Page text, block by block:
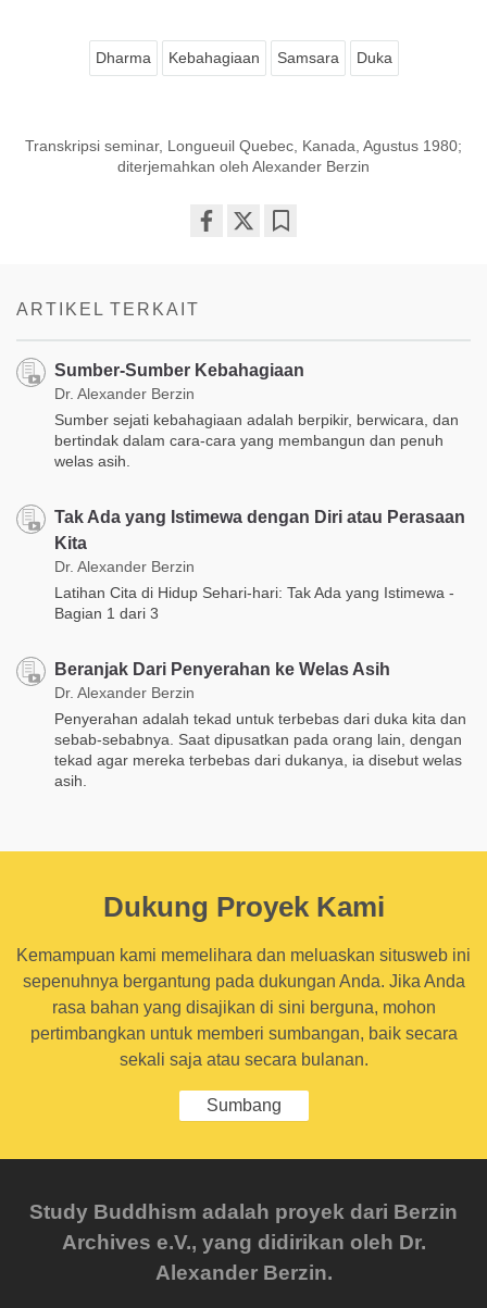
Dharma Kebahagiaan Samsara Duka
Transkripsi seminar, Longueuil Quebec, Kanada, Agustus 1980;
diterjemahkan oleh Alexander Berzin
ARTIKEL TERKAIT
​Sumber-Sumber Kebahagiaan
Dr. Alexander Berzin
Sumber sejati kebahagiaan adalah berpikir, berwicara, dan
bertindak dalam cara-cara yang membangun dan penuh
welas asih.
Tak Ada yang Istimewa dengan Diri atau Perasaan
Kita
Dr. Alexander Berzin
Latihan Cita di Hidup Sehari-hari: Tak Ada yang Istimewa -
Bagian 1 dari 3
Beranjak Dari Penyerahan ke Welas Asih
Dr. Alexander Berzin
Penyerahan adalah tekad untuk terbebas dari duka kita dan
sebab-sebabnya. Saat dipusatkan pada orang lain, dengan
tekad agar mereka terbebas dari dukanya, ia disebut welas
asih.
Dukung Proyek Kami
Kemampuan kami memelihara dan meluaskan situsweb ini
sepenuhnya bergantung pada dukungan Anda. Jika Anda
rasa bahan yang disajikan di sini berguna, mohon
pertimbangkan untuk memberi sumbangan, baik secara
sekali saja atau secara bulanan.
Sumbang
Study Buddhism adalah proyek dari Berzin
Archives e.V., yang didirikan oleh Dr.
Alexander Berzin.